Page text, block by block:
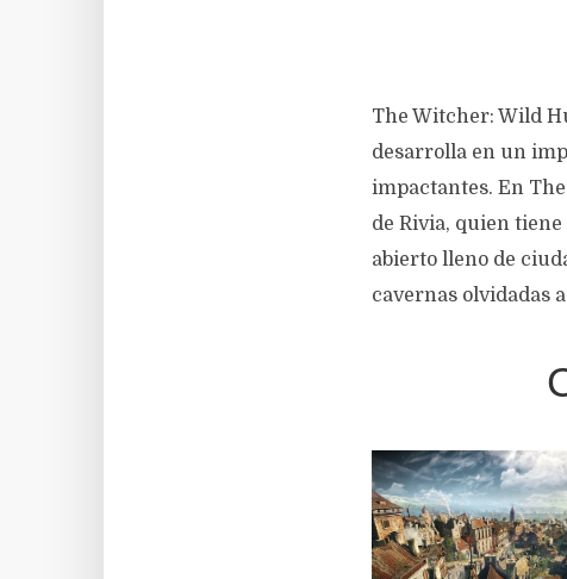
The Witcher: Wild
desarrolla en un
impactantes. En
de Rivia, quien
abierto lleno de
cavernas olvidadas